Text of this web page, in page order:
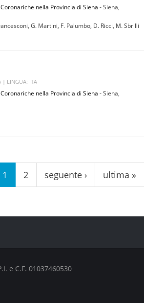
nella Provincia di Siena - Siena,
G. Martini, F. Palumbo, D. Ricci, M. Sbrilli
| LINGUA: ITA
nella Provincia di Siena - Siena,
1 2 seguente › ultima »
e C.F. 01037460530